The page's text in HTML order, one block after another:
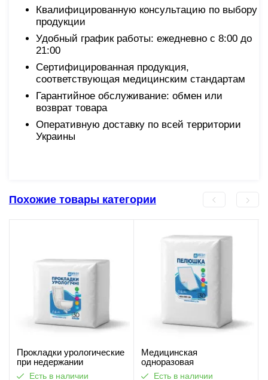
Квалифицированную консультацию по выбору
продукции
Удобный график работы: ежедневно с 8:00 до
21:00
Сертифицированная продукция,
соответствующая медицинским стандартам
Гарантийное обслуживание: обмен или
возврат товара
Оперативную доставку по всей территории
Украины
Похожие товары категории
Прокладки урологические
при недержании
одноразовые MED1-
Есть в наличии
Медицинская
одноразовая
впитывающая пелёнка
Есть в наличии